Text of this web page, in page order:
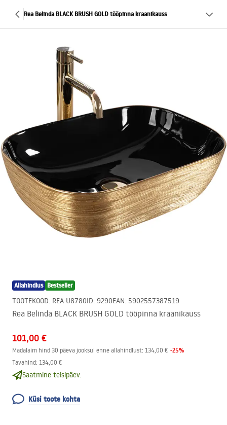
Rea Belinda BLACK BRUSH GOLD tööpinna kraanikauss
Allahindlus Bestseller
TOOTEKOOD: REA-U8780ID: 9290EAN: 5902557387519
Rea Belinda BLACK BRUSH GOLD tööpinna kraanikauss
101,00 €
Madalaim hind 30 päeva jooksul enne allahindlust: 134,00 € -25%
Tavahind: 134,00 €
Saatmine teisipäev.
Küsi toote kohta